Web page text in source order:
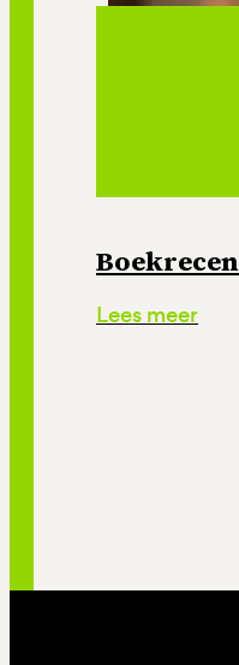
Lees meer